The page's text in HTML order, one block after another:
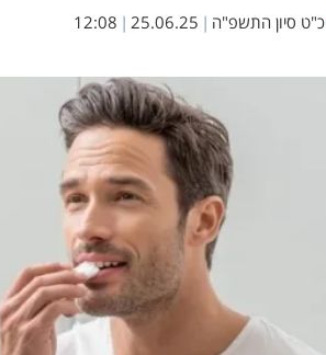
כ"ט סיון התשפ"ה |
25.06.25
|
12:08